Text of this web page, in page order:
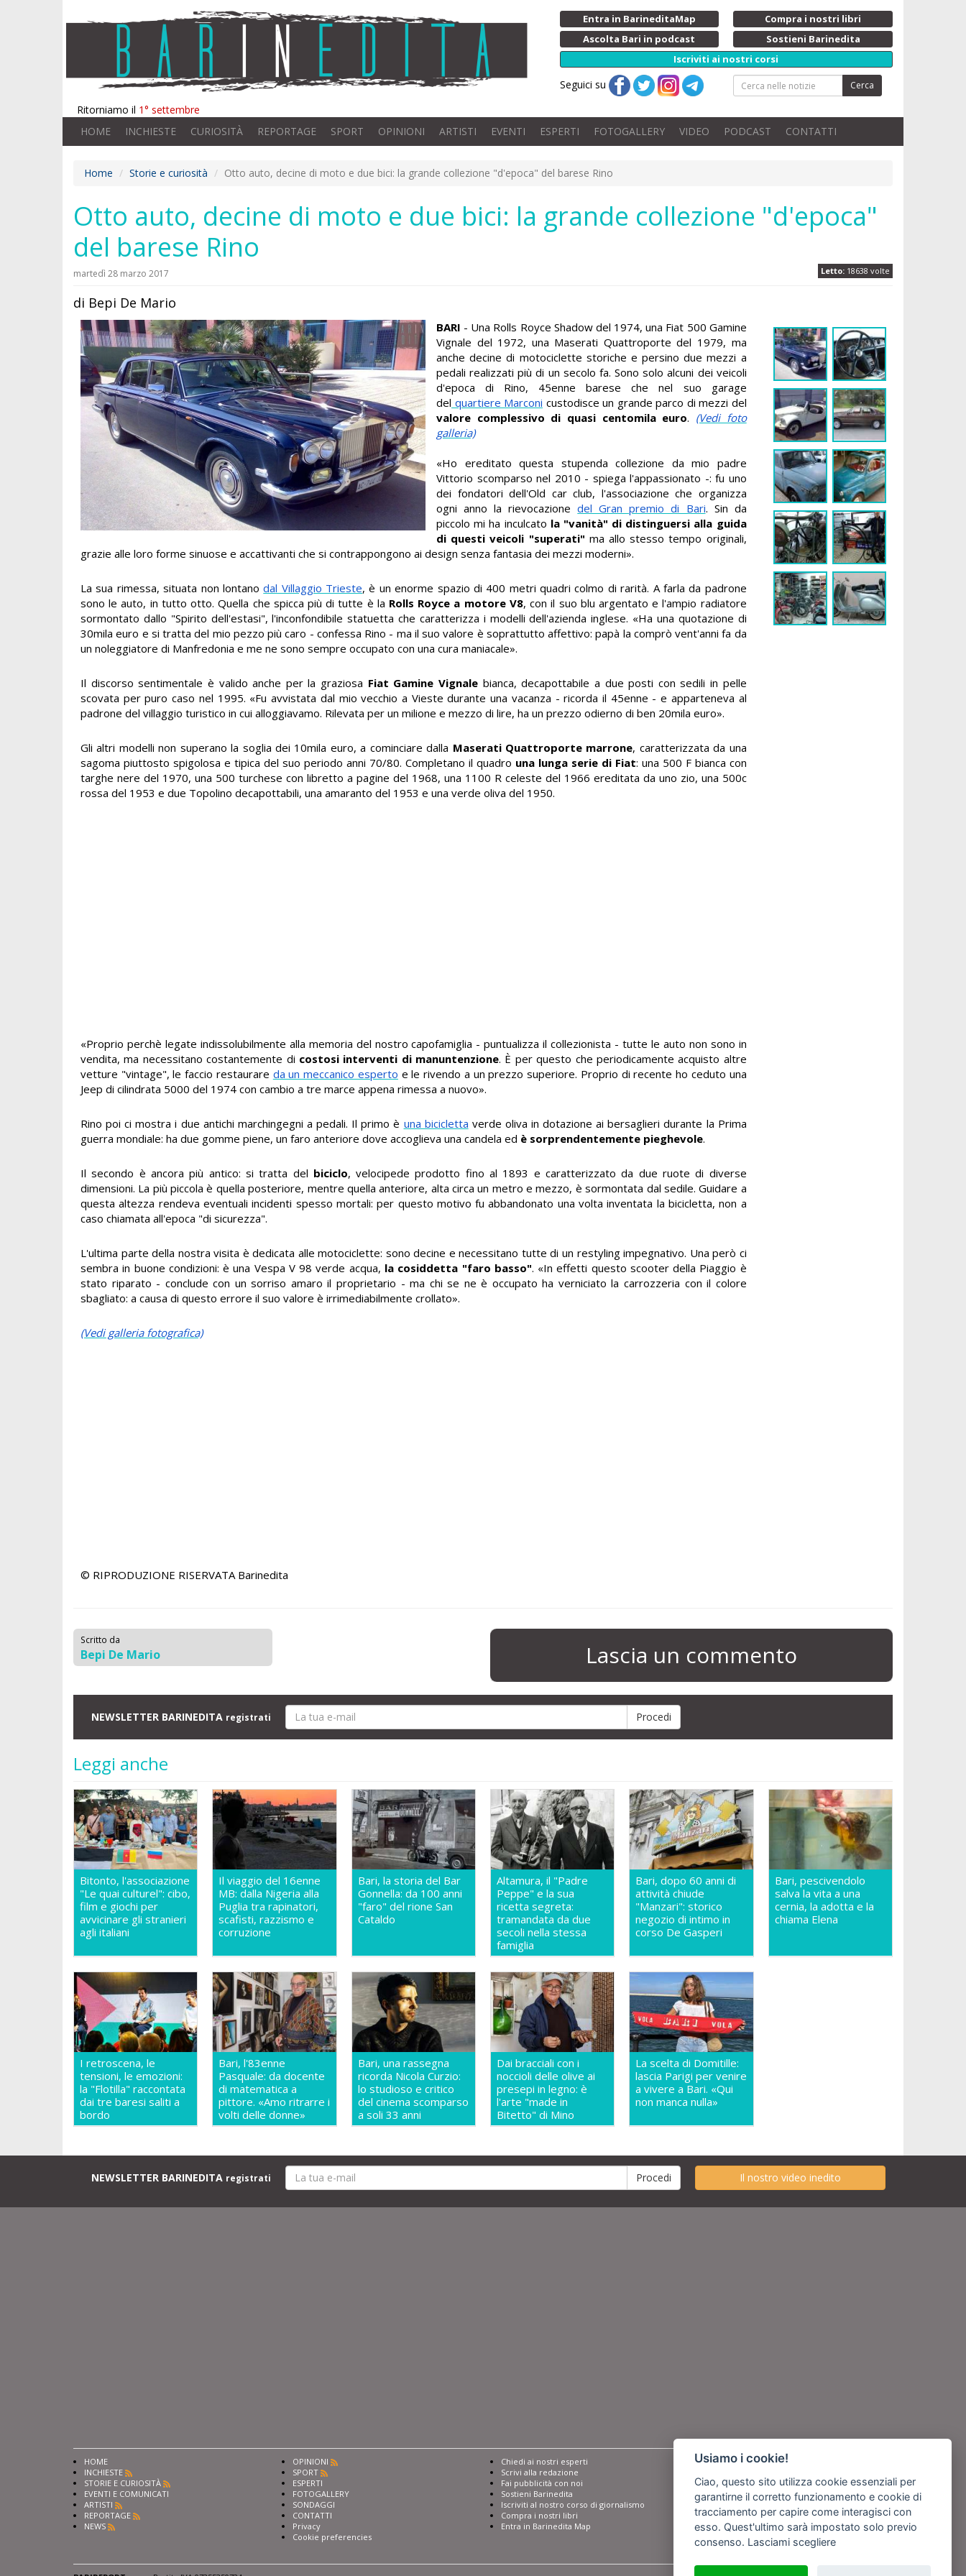
Ritorniamo il 1° settembre
Entra in BarineditaMap
Compra i nostri libri
Ascolta Bari in podcast
Sostieni Barinedita
Iscriviti ai nostri corsi
Seguici su Cerca
HOME INCHIESTE CURIOSITÀ REPORTAGE SPORT OPINIONI ARTISTI EVENTI ESPERTI FOTOGALLERY VIDEO PODCAST CONTATTI
Home Storie e curiosità Otto auto, decine di moto e due bici: la grande collezione "d'epoca" del barese Rino
Otto auto, decine di moto e due bici: la grande collezione "d'epoca"
del barese Rino
Letto: 18638 volte
martedì 28 marzo 2017
di Bepi De Mario
BARI - Una Rolls Royce Shadow del 1974, una Fiat 500 Gamine
Vignale del 1972, una Maserati Quattroporte del 1979, ma
anche decine di motociclette storiche e persino due mezzi a
pedali realizzati più di un secolo fa. Sono solo alcuni dei veicoli
d'epoca di Rino, 45enne barese che nel suo garage
del quartiere Marconi custodisce un grande parco di mezzi del
valore complessivo di quasi centomila euro. (Vedi foto
galleria)
«Ho ereditato questa stupenda collezione da mio padre
Vittorio scomparso nel 2010 - spiega l'appassionato -: fu uno
dei fondatori dell'Old car club, l'associazione che organizza
ogni anno la rievocazionedel Gran premio di Bari. Sin da
piccolo mi ha inculcato la "vanità" di distinguersi alla guida
di questi veicoli "superati" ma allo stesso tempo originali,
grazie alle loro forme sinuose e accattivanti che si contrappongono ai design senza fantasia dei mezzi moderni».
La sua rimessa, situata non lontanodal Villaggio Trieste, è un enorme spazio di 400 metri quadri colmo di rarità. A farla da padrone
sono le auto, in tutto otto. Quella che spicca più di tutte è la Rolls Royce a motore V8, con il suo blu argentato e l'ampio radiatore
sormontato dallo "Spirito dell'estasi", l'inconfondibile statuetta che caratterizza i modelli dell'azienda inglese. «Ha una quotazione di
30mila euro e si tratta del mio pezzo più caro - confessa Rino - ma il suo valore è soprattutto affettivo: papà la comprò vent'anni fa da
un noleggiatore di Manfredonia e me ne sono sempre occupato con una cura maniacale».
Il discorso sentimentale è valido anche per la graziosa Fiat Gamine Vignalebianca, decapottabile a due posti con sedili in pelle
scovata per puro caso nel 1995. «Fu avvistata dal mio vecchio a Vieste durante una vacanza - ricorda il 45enne - e apparteneva al
padrone del villaggio turistico in cui alloggiavamo. Rilevata per un milione e mezzo di lire, ha un prezzo odierno di ben 20mila euro».
Gli altri modelli non superano la soglia dei 10mila euro, a cominciare dalla Maserati Quattroporte marrone, caratterizzata da una
sagoma piuttosto spigolosa e tipica del suo periodo anni 70/80. Completano il quadro una lunga serie di Fiat: una 500 F bianca con
targhe nere del 1970, una 500 turchese con libretto a pagine del 1968, una 1100 R celeste del 1966 ereditata da uno zio, una 500c
rossa del 1953 e due Topolino decapottabili, una amaranto del 1953 e una verde oliva del 1950.
«Proprio perchè legate indissolubilmente alla memoria del nostro capofamiglia - puntualizza il collezionista - tutte le auto non sono in
vendita, ma necessitano costantemente di costosi interventi di manuntenzione. È per questo che periodicamente acquisto altre
vetture "vintage", le faccio restaurare da un meccanico esperto e le rivendo a un prezzo superiore. Proprio di recente ho ceduto una
Jeep di cilindrata 5000 del 1974 con cambio a tre marce appena rimessa a nuovo».
Rino poi ci mostra i due antichi marchingegni a pedali. Il primo è una bicicletta verde oliva in dotazione ai bersaglieri durante la Prima
guerra mondiale: ha due gomme piene, un faro anteriore dove accoglieva una candela ed è sorprendentemente pieghevole.
Il secondo è ancora più antico: si tratta del biciclo, velocipede prodotto fino al 1893 e caratterizzato da due ruote di diverse
dimensioni. La più piccola è quella posteriore, mentre quella anteriore, alta circa un metro e mezzo, è sormontata dal sedile. Guidare a
questa altezza rendeva eventuali incidenti spesso mortali: per questo motivo fu abbandonato una volta inventata la bicicletta, non a
caso chiamata all'epoca "di sicurezza".
L'ultima parte della nostra visita è dedicata alle motociclette: sono decine e necessitano tutte di un restyling impegnativo. Una però ci
sembra in buone condizioni: è una Vespa V 98 verde acqua, la cosiddetta "faro basso". «In effetti questo scooter della Piaggio è
stato riparato - conclude con un sorriso amaro il proprietario - ma chi se ne è occupato ha verniciato la carrozzeria con il colore
sbagliato: a causa di questo errore il suo valore è irrimediabilmente crollato».
(Vedi galleria fotografica)
© RIPRODUZIONE RISERVATA Barinedita
Scritto da
Bepi De Mario Lascia un commento
NEWSLETTER BARINEDITA registrati
Leggi anche
Bitonto, l'associazione
"Le quai culturel": cibo,
film e giochi per
avvicinare gli stranieri
agli italiani
Il viaggio del 16enne
MB: dalla Nigeria alla
Puglia tra rapinatori,
scafisti, razzismo e
corruzione
Bari, la storia del Bar
Gonnella: da 100 anni
"faro" del rione San
Cataldo
Altamura, il "Padre
Peppe" e la sua
ricetta segreta:
tramandata da due
secoli nella stessa
famiglia
Bari, dopo 60 anni di
attività chiude
"Manzari": storico
negozio di intimo in
corso De Gasperi
Bari, pescivendolo
salva la vita a una
cernia, la adotta e la
chiama Elena
I retroscena, le
tensioni, le emozioni:
la "Flotilla" raccontata
dai tre baresi saliti a
bordo
Bari, l'83enne
Pasquale: da docente
di matematica a
pittore. «Amo ritrarre i
volti delle donne»
Bari, una rassegna
ricorda Nicola Curzio:
lo studioso e critico
del cinema scomparso
a soli 33 anni
Dai bracciali con i
noccioli delle olive ai
presepi in legno: è
l'arte "made in
Bitetto" di Mino
La scelta di Domitille:
lascia Parigi per venire
a vivere a Bari. «Qui
non manca nulla»
NEWSLETTER BARINEDITA registrati Il nostro video inedito
HOME
INCHIESTE
STORIE E CURIOSITÀ
EVENTI E COMUNICATI
ARTISTI
REPORTAGE
NEWS
OPINIONI
SPORT
ESPERTI
FOTOGALLERY
SONDAGGI
CONTATTI
Privacy
Cookie preferencies
Chiedi ai nostri esperti
Scrivi alla redazione
Fai pubblicità con noi
Sostieni Barinedita
Iscriviti al nostro corso di giornalismo
Compra i nostri libri
Entra in Barinedita Map
Seguici su
Usiamo i cookie!
Ciao, questo sito utilizza cookie essenziali per
garantirne il corretto funzionamento e cookie di
tracciamento per capire come interagisci con
esso. Quest'ultimo sarà impostato solo previo
consenso. Lasciami scegliere